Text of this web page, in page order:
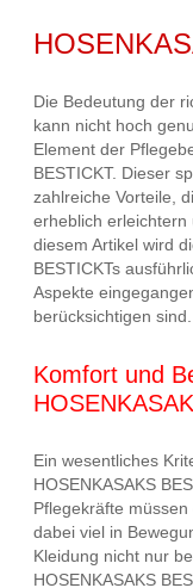
Die Bedeutung der
kann nicht hoch
Element der
BESTICKT. Dieser
zahlreiche Vorteile,
erheblich erleichtern
diesem Artikel wird
BESTICKTs
Aspekte
berücksichtigen sind.
Komfort und
Ein wesentliches
HOSENKASAKS
Pflegekräfte
dabei viel in
Kleidung nicht nur
HOSENKASAKS